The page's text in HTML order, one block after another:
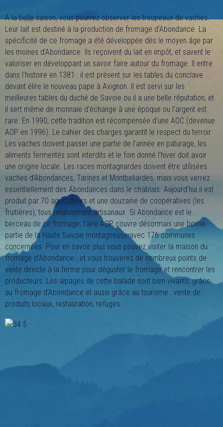
A la belle saison, vous pourrez observer les troupeaux de vaches.
Leur lait est destiné à la production de fromage d’Abondance. La
spécificité de ce fromage a été développée dès le moyen âge par
les moines d’Abondance. Ils reçoivent du lait en impôt, et savent le
valoriser en développant un savoir faire autour du fromage. Il entre
dans l’histoire en 1381 : il est présent sur les tables du conclave
devant élire le nouveau pape à Avignon. Il est servi sur les
meilleures tables du duché de Savoie ou il a une belle réputation, et
il sert même de monnaie d’échange à une époque ou l’argent est
rare. En 1990, cette tradition est récompensée d’une AOC (devenue
AOP en 1996). Le cahier des charges garantit le respect du terroir.
Les vaches doivent passer une partie de l’année en paturage, les
aliments fermentés sont interdits et le foin donné l’hiver doit avoir
une origine locale. Les races montagnardes doivent être utilisées :
vaches d’Abondances, Tarines et Montbeliardes, mais vous verrez
essentiellement des Abondances dans le chablais. Aujourd’hui il est
produit par 70 agriculteurs et une douzaine de coopératives (les
fruitières), tous relativement artisanaux. Si Abondance est le
berceau de ce fromage, l’aire AOP couvre désormais une bonne
partie de la Haute Savoie montagneuse avec 176 communes
concernées. Pour en savoir plus vous pouvez visiter la maison du
fromage d’Abondance , et vous trouverez de nombreux points de
vente directe à la ferme pour déguster le fromage et rencontrer les
producteurs. Les alpages de cette balade sont bien vivants, grâce
au fromage d’Abondance et aussi grâce au tourisme : vente de
produits locaux, restauration, refuges.